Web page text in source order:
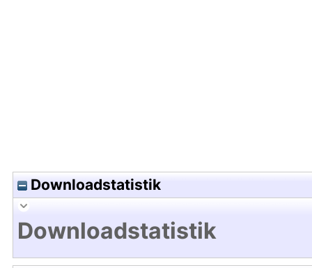
Downloadstatistik
Downloadstatistik